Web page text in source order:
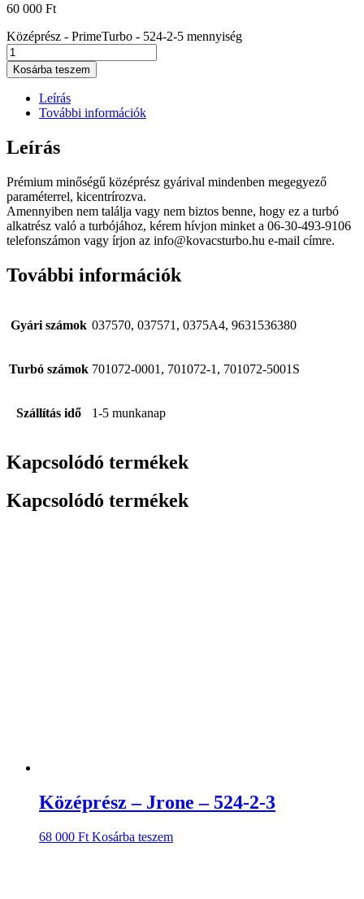
60 000 Ft
Középrész - PrimeTurbo - 524-2-5 mennyiség
Kosárba teszem
Leírás
További információk
Leírás
Prémium minőségű középrész gyárival mindenben megegyező
paraméterrel, kicentrírozva.
Amennyiben nem találja vagy nem biztos benne, hogy ez a turbó
alkatrész való a turbójához, kérem hívjon minket a 06-30-493-9106
telefonszámon vagy írjon az info@kovacsturbo.hu e-mail címre.
További információk
Gyári számok 037570, 037571, 0375A4, 9631536380
Turbó számok 701072-0001, 701072-1, 701072-5001S
Szállítás idő 1-5 munkanap
Kapcsolódó termékek
Kapcsolódó termékek
Középrész – Jrone – 524-2-3
68 000 Ft Kosárba teszem